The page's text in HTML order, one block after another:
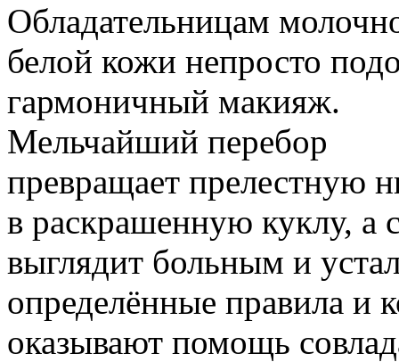
Обладательницам
белой кожи непросто
гармоничный макияж.
Мельчайший перебор
превращает прелестную
в раскрашенную куклу, а
выглядит больным и
определённые правила и
оказывают помощь